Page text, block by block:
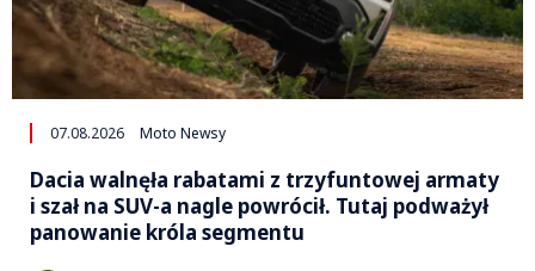
07.08.2026 Moto Newsy
Dacia walnęła rabatami z trzyfuntowej armaty
i szał na SUV-a nagle powrócił. Tutaj podważył
panowanie króla segmentu